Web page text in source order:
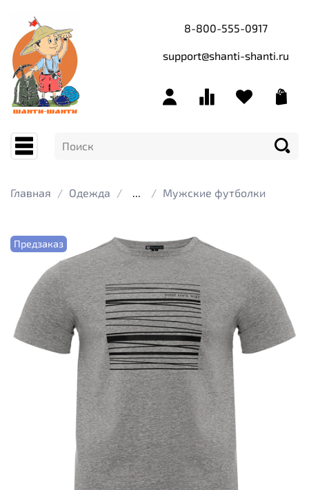
8-800-555-0917
support@shanti-shanti.ru
Главная Одежда Мужские футболки
Предзаказ